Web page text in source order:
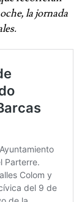
la jornada